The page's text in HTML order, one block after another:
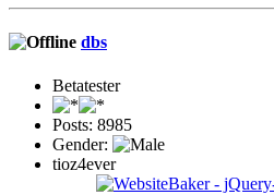
dbs
Betatester
Posts: 8985
Gender:
tioz4ever